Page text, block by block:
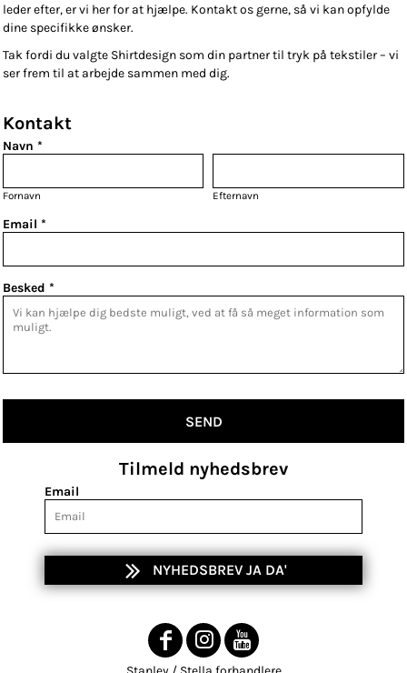
leder efter, er vi her for at hjælpe. Kontakt os gerne, så vi kan opfylde
dine specifikke ønsker.
Tak fordi du valgte Shirtdesign som din partner til tryk på tekstiler – vi
ser frem til at arbejde sammen med dig.
Kontakt
Navn *
Fornavn Efternavn
Email *
Besked *
SEND
Tilmeld nyhedsbrev
Email
NYHEDSBREV JA DA'